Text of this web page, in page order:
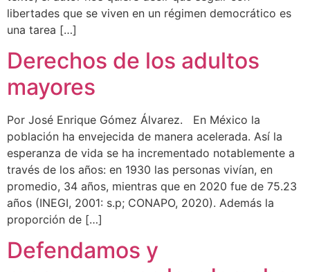
libertades que se viven en un régimen democrático es
una tarea […]
Derechos de los adultos
mayores
Por José Enrique Gómez Álvarez. En México la
población ha envejecida de manera acelerada. Así la
esperanza de vida se ha incrementado notablemente a
través de los años: en 1930 las personas vivían, en
promedio, 34 años, mientras que en 2020 fue de 75.23
años (INEGI, 2001: s.p; CONAPO, 2020). Además la
proporción de […]
Defendamos y